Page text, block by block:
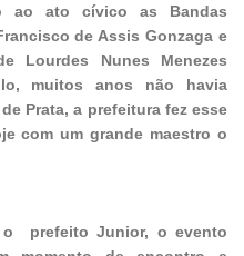
ao ato cívico as Bandas
de Assis Gonzaga e
Lourdes Nunes Menezes
muitos anos não havia
Prata, a prefeitura fez esse
com um grande maestro o
o prefeito Junior, o evento